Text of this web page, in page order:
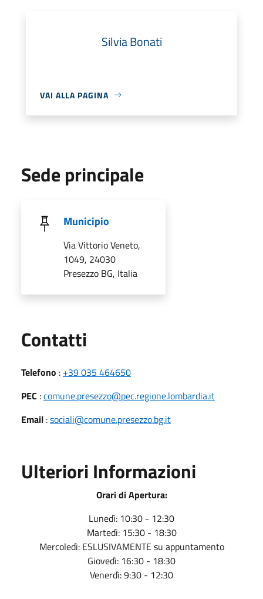
Silvia Bonati
VAI ALLA PAGINA
Sede principale
Municipio
Via Vittorio Veneto,
1049, 24030
Presezzo BG, Italia
Contatti
Telefono : +39 035 464650
PEC :comune.presezzo@pec.regione.lombardia.it
Email :sociali@comune.presezzo.bg.it
Ulteriori Informazioni
Orari di Apertura:
Lunedì: 10:30 - 12:30
Martedì: 15:30 - 18:30
Mercoledì: ESLUSIVAMENTE su appuntamento
Giovedì: 16:30 - 18:30
Venerdì: 9:30 - 12:30